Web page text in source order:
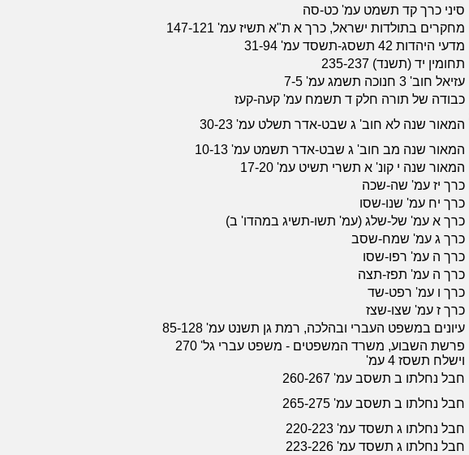
סיני כרך קד תשמט עמ' כט-סה
מחקרים בתולדות ישראל, כרך א ת"א תשיז עמ' 147-121
מדעי היהדות 42 תשסג-תשסד עמ' 31-94
תחומין יד (תשנד) 235-237
עזיאל חוב' 3 חנוכה תשמג עמ' 7-5
כבודה של תורה חלק ד תשמח עמ' קעה-קעז
המאור שנה לא חוב' ג שבט-אדר תשלט עמ' 30-23
המאור שנה מב חוב' ג שבט-אדר תשמט עמ' 10-13
המאור שנה י קונ' א תשרי תשיט עמ' 17-20
כרך יז עמ' שה-שכה
כרך יח עמ' שנו-שסו
כרך א עמ' של-שלג (עמ' תשו-תשיג במהדו' ב)
כרך ג עמ' שמח-שסב
כרך ה עמ' רפו-שסו
כרך ה עמ' תפז-תצה
כרך ו עמ' רפט-שד
כרך ז עמ' שצו-שצז
עיונים במשפט העברי ובהלכה, רמת גן תשנט עמ' 85-128
פרשת השבוע, משרד המשפטים - משפט עברי גל' 270
וישלח תשסז 4 עמ'
חבל נחלתו ב תשסב עמ' 260-267
חבל נחלתו ב תשסב עמ' 265-275
חבל נחלתו ג תשסד עמ' 220-223
חבל נחלתו ג תשסד עמ' 223-226